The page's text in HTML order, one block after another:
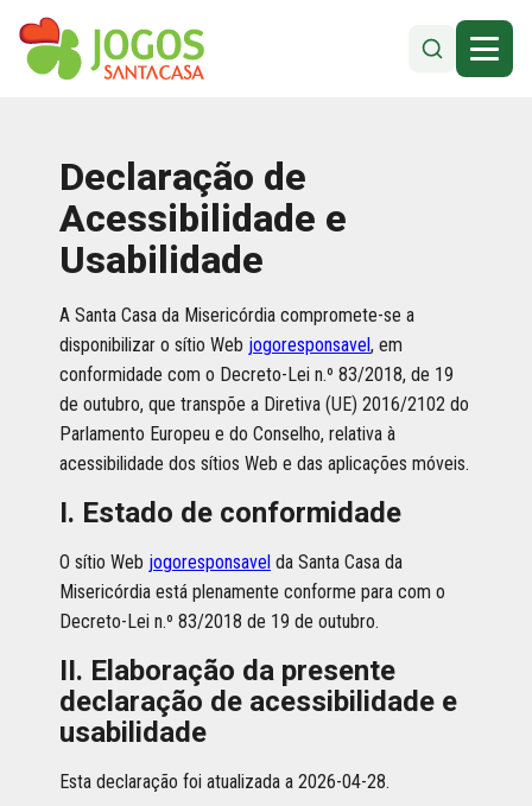
Declaração de
Acessibilidade e
Usabilidade
A Santa Casa da Misericórdia compromete-se a
disponibilizar o sítio Web jogoresponsavel, em
conformidade com o Decreto-Lei n.º 83/2018, de 19
de outubro, que transpõe a Diretiva (UE) 2016/2102 do
Parlamento Europeu e do Conselho, relativa à
acessibilidade dos sítios Web e das aplicações móveis.
I. Estado de conformidade
O sítio Web jogoresponsavel da Santa Casa da
Misericórdia está plenamente conforme para com o
Decreto-Lei n.º 83/2018 de 19 de outubro.
II. Elaboração da presente
declaração de acessibilidade e
usabilidade
Esta declaração foi atualizada a 2026-04-28.